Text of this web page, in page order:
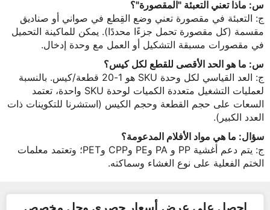
س: ماذا تعني التعبئة "المقصورة"؟
ج: التعبئة في مقصورة تعني وضع القِطع في صواني أو صناديق
مقسمة (كل مقصورة تحمل جزءًا محددًا). يمكن للماكينة التحميل
في مقصورات مسبقة التشكيل أو العمل مع وحدة إدخال.
س: ما هو الحد الأقصى للقطع لكل كيس؟
ج: العد القياسي لكل وحدة SKU هو 1-20 قطعة/كيس. بالنسبة
لعمليات التشغيل متعددة الكميات لوحدة SKU واحدة، تعتمد
السعات على حجم القطعة وحجم الكيس (استشرنا للتكوينات ذات
العدد الكبير).
سؤال: ما هي مواد الأفلام المدعومة؟
ج: يتم دعم أغشية PP و PA وPE وCPP وPET؛ وتعتمد معلمات
الختم الفعلية على نوع الغشاء وسماكته.